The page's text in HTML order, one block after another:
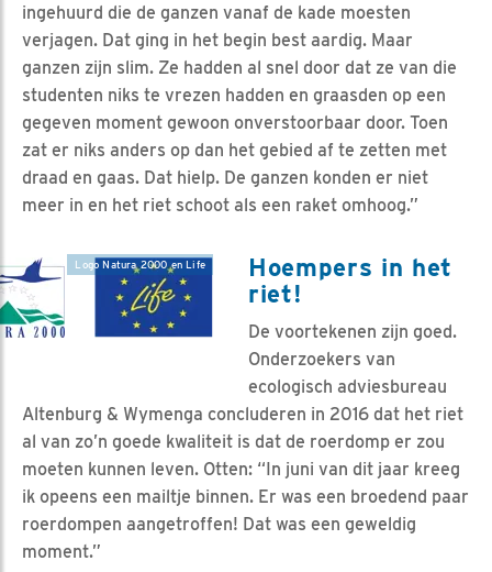
ingehuurd die de ganzen vanaf de kade moesten
verjagen. Dat ging in het begin best aardig. Maar
ganzen zijn slim. Ze hadden al snel door dat ze van die
studenten niks te vrezen hadden en graasden op een
gegeven moment gewoon onverstoorbaar door. Toen
zat er niks anders op dan het gebied af te zetten met
draad en gaas. Dat hielp. De ganzen konden er niet
meer in en het riet schoot als een raket omhoog.”
Logo Natura 2000 en Life
Hoempers in het
riet!
De voortekenen zijn goed.
Onderzoekers van
ecologisch adviesbureau
Altenburg & Wymenga concluderen in 2016 dat het riet
al van zo’n goede kwaliteit is dat de roerdomp er zou
moeten kunnen leven. Otten: “In juni van dit jaar kreeg
ik opeens een mailtje binnen. Er was een broedend paar
roerdompen aangetroffen! Dat was een geweldig
moment.”